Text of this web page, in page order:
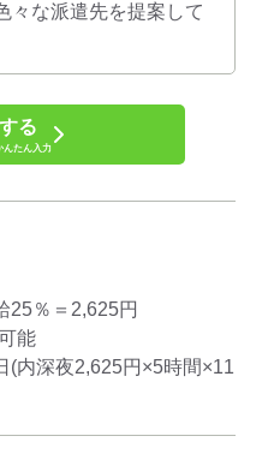
々な派遣先を提案して
る
んたん入力
25％＝2,625円
能
内深夜2,625円×5時間×11